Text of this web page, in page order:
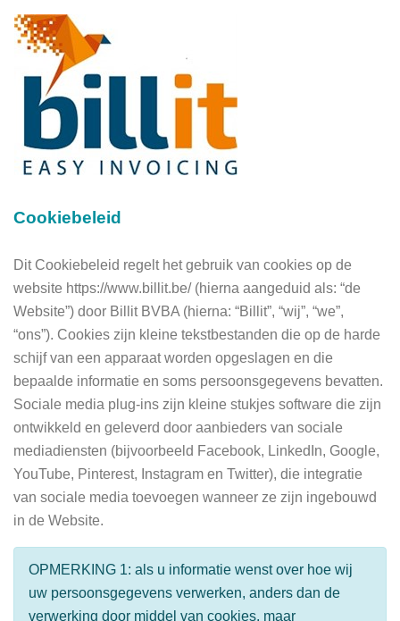
Cookiebeleid
Dit Cookiebeleid regelt het gebruik van cookies op de
website https://www.billit.be/ (hierna aangeduid als: “de
Website”) door Billit BVBA (hierna: “Billit”, “wij”, “we”,
“ons”). Cookies zijn kleine tekstbestanden die op de harde
schijf van een apparaat worden opgeslagen en die
bepaalde informatie en soms persoonsgegevens bevatten.
Sociale media plug-ins zijn kleine stukjes software die zijn
ontwikkeld en geleverd door aanbieders van sociale
mediadiensten (bijvoorbeeld Facebook, LinkedIn, Google,
YouTube, Pinterest, Instagram en Twitter), die integratie
van sociale media toevoegen wanneer ze zijn ingebouwd
in de Website.
OPMERKING 1: als u informatie wenst over hoe wij
uw persoonsgegevens verwerken, anders dan de
verwerking door middel van cookies, maar